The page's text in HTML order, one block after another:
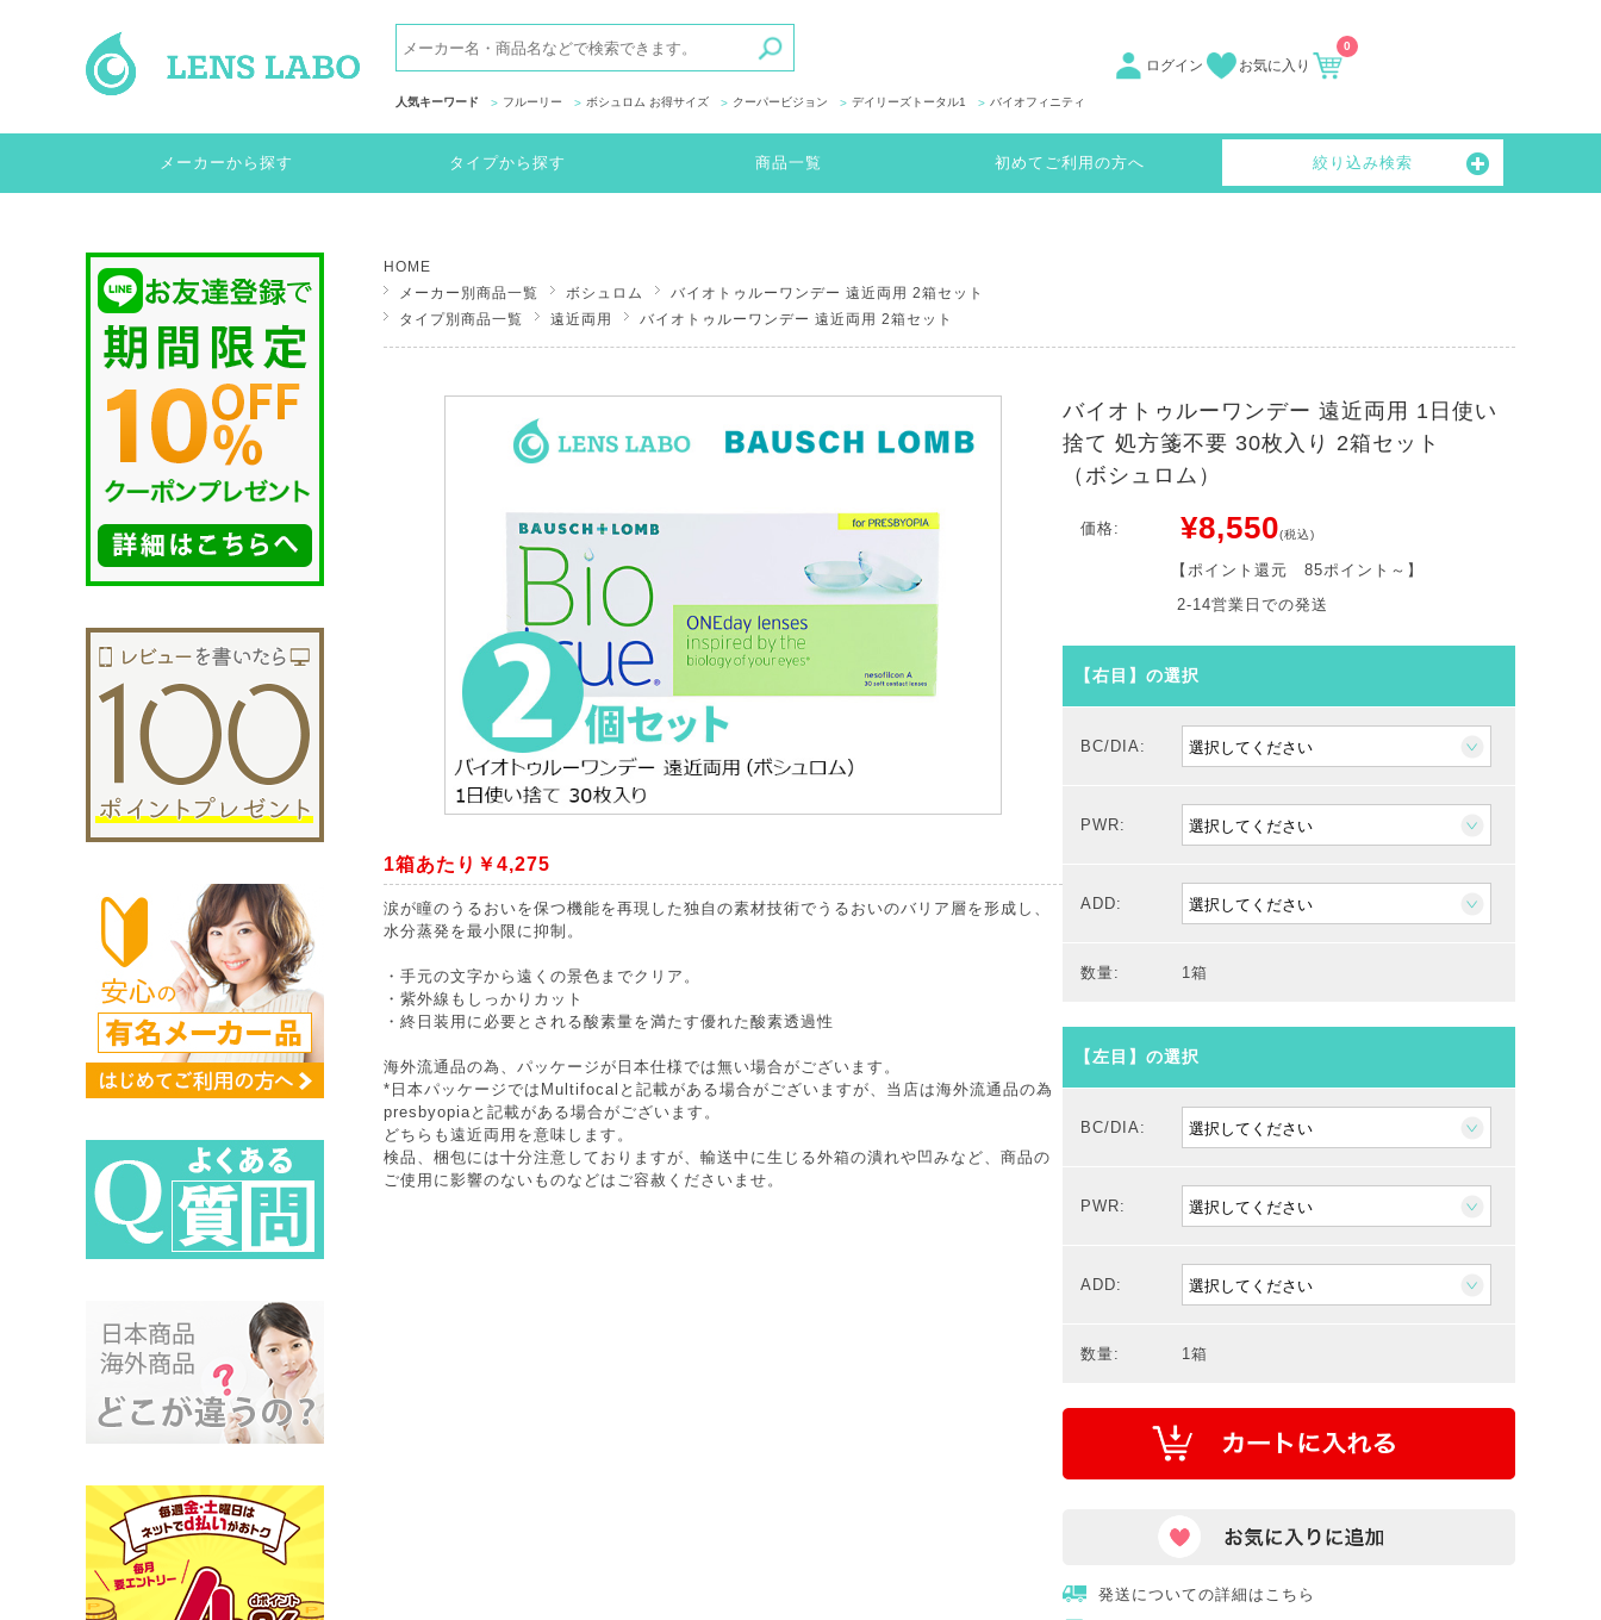
人気キーワード フルーリー ボシュロム お得サイズ クーパービジョン デイリーズトータル1 バイオフィニティ
ログイン お気に入り
0
メーカーから探す タイプから探す 商品一覧 初めてご利用の方へ 絞り込み検索
HOME
メーカー別商品一覧
ボシュロム
バイオトゥルーワンデー 遠近両用 2箱セット
タイプ別商品一覧
遠近両用 バイオトゥルーワンデー 遠近両用 2箱セット
1箱あたり￥4,275
涙が瞳のうるおいを保つ機能を再現した独自の素材技術でうるおいのバリア層を形成し、
水分蒸発を最小限に抑制。
・手元の文字から遠くの景色までクリア。
・紫外線もしっかりカット
・終日装用に必要とされる酸素量を満たす優れた酸素透過性
海外流通品の為、パッケージが日本仕様では無い場合がございます。
*日本パッケージではMultifocalと記載がある場合がございますが、当店は海外流通品の為
presbyopiaと記載がある場合がございます。
どちらも遠近両用を意味します。
検品、梱包には十分注意しておりますが、輸送中に生じる外箱の潰れや凹みなど、商品の
ご使用に影響のないものなどはご容赦くださいませ。
バイオトゥルーワンデー 遠近両用 1日使い
捨て 処方箋不要 30枚入り 2箱セット
（ボシュロム）
価格: ¥8,550(税込)
【ポイント還元 85ポイント～ 】
2-14営業日での発送
【右目】の選択
BC/DIA:
PWR:
ADD:
数量: 1箱
【左目】の選択
BC/DIA:
PWR:
ADD:
数量: 1箱
発送についての詳細はこちら